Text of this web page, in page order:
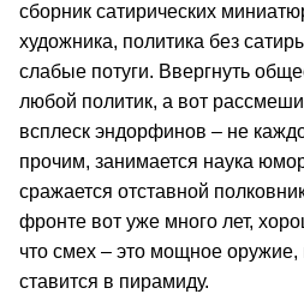
сборник сатирических
художника, политика без
слабые потуги. Ввергнуть
любой политик, а вот
всплеск эндорфинов – не
прочим, занимается наука
сражается отставной
фронте вот уже много лет,
что смех – это мощное оружие,
ставится в пирамиду.